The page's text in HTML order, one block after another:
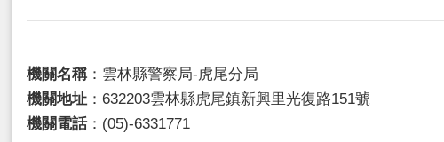
機關名稱 ：雲林縣警察局-虎尾分局
機關地址 ：632203雲林縣虎尾鎮新興里光復路151號
機關電話：(05)-6331771